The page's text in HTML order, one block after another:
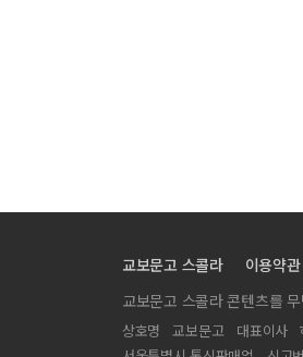
교보문고 스콜라 이용약관
교보문고 스콜라 콘텐츠를
상호명 교보문고 대표이사